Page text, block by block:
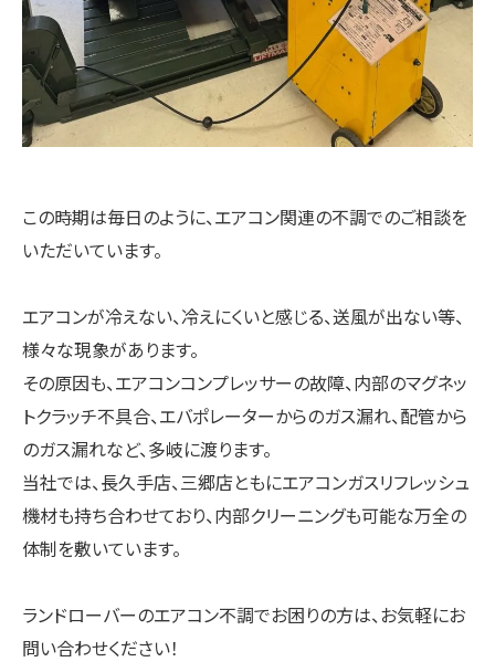
この時期は毎日のように、エアコン関連の不調でのご相談を
いただいています。
エアコンが冷えない、冷えにくいと感じる、送風が出ない等、
様々な現象があります。
その原因も、エアコンコンプレッサーの故障、内部のマグネッ
トクラッチ不具合、エバポレーターからのガス漏れ、配管から
のガス漏れなど、多岐に渡ります。
当社では、長久手店、三郷店ともにエアコンガスリフレッシュ
機材も持ち合わせており、内部クリーニングも可能な万全の
体制を敷いています。
ランドローバーのエアコン不調でお困りの方は、お気軽にお
問い合わせください！